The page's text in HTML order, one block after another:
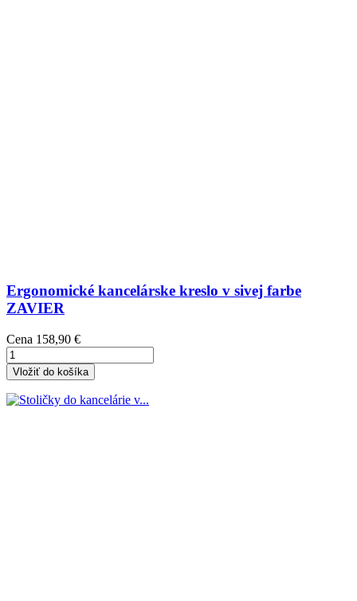
Ergonomické kancelárske kreslo v sivej farbe
ZAVIER
Cena 158,90 €
Vložiť do košíka